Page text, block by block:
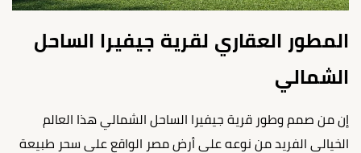
المطور العقاري لقرية جيفيرا الساحل
الشمالي
إن من صمم وطور قرية جيفيرا الساحل الشمالي هذا العالم
الخيالي الفريد من نوعه على أرض مصر الواقع على سحر طبيعة